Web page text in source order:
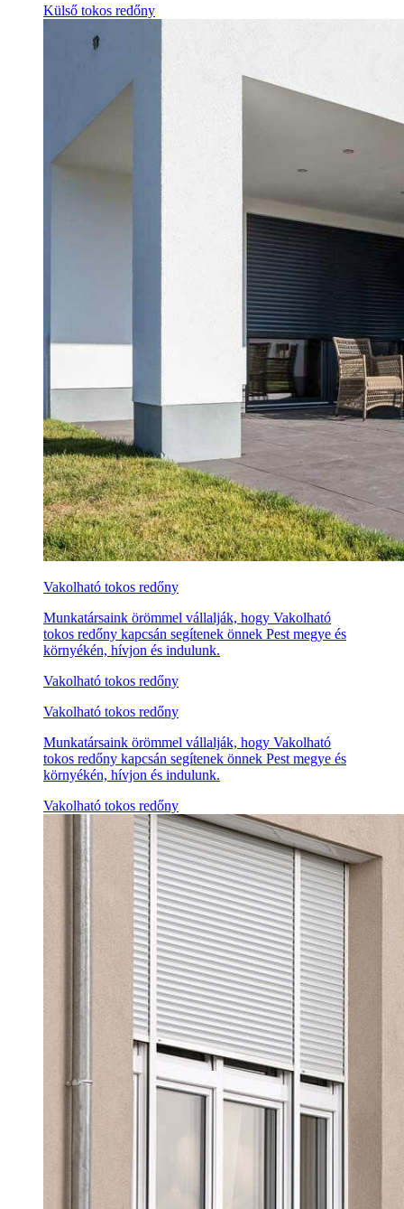
Külső tokos redőny
Vakolható tokos redőny
Munkatársaink örömmel vállalják, hogy Vakolható
tokos redőny kapcsán segítenek önnek Pest megye és
környékén, hívjon és indulunk.
Vakolható tokos redőny
Vakolható tokos redőny
Munkatársaink örömmel vállalják, hogy Vakolható
tokos redőny kapcsán segítenek önnek Pest megye és
környékén, hívjon és indulunk.
Vakolható tokos redőny